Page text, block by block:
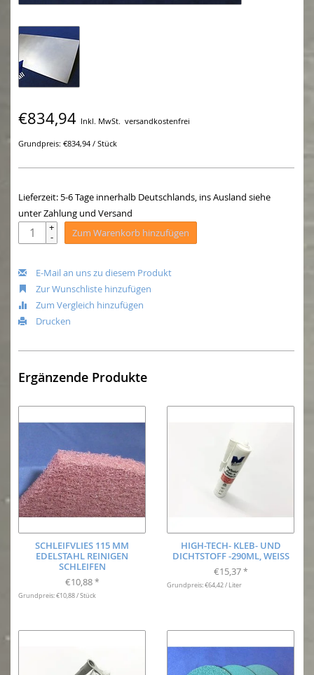
€834,94 Inkl. MwSt. versandkostenfrei
Grundpreis: €834,94 / Stück
Lieferzeit: 5-6 Tage innerhalb Deutschlands, ins Ausland siehe
unter Zahlung und Versand
+
- Zum Warenkorb hinzufügen
E-Mail an uns zu diesem Produkt
Zur Wunschliste hinzufügen
Zum Vergleich hinzufügen
Drucken
Ergänzende Produkte
SCHLEIFVLIES 115 MM
EDELSTAHL REINIGEN
SCHLEIFEN
€10,88 *
Grundpreis: €10,88 / Stück
HIGH-TECH- KLEB- UND
DICHTSTOFF -290ML, WEISS
€15,37 *
Grundpreis: €64,42 / Liter